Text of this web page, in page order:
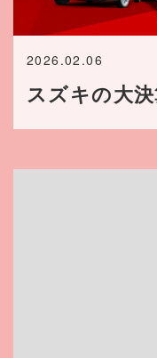
スズキの大
2026.02.06